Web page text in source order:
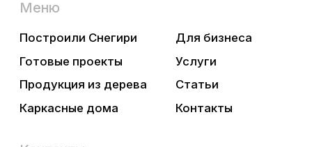
Разработка сайта